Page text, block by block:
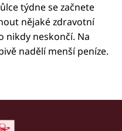
týdne se začnete
nějaké zdravotní
nikdy neskončí. Na
nadělí menší peníze.